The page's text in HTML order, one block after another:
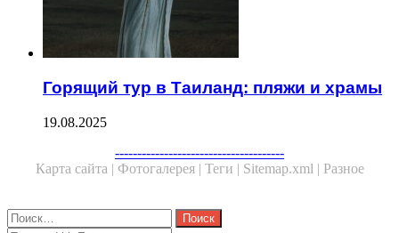
Горящий тур в Таиланд: пляжи и храмы
19.08.2025
--------------------------------------
Карта сайта | Фотогалерея | Теги | Sitemap.xml | Разное
Close
Найти: